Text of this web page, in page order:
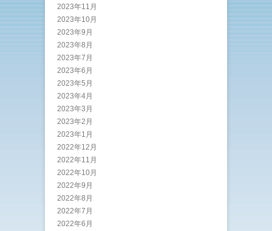
2023年11月
2023年10月
2023年9月
2023年8月
2023年7月
2023年6月
2023年5月
2023年4月
2023年3月
2023年2月
2023年1月
2022年12月
2022年11月
2022年10月
2022年9月
2022年8月
2022年7月
2022年6月